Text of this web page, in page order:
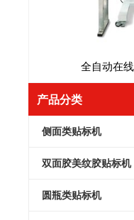
产品分类
侧面类贴标机
双面胶美纹胶贴标机
圆瓶类贴标机
全自动在